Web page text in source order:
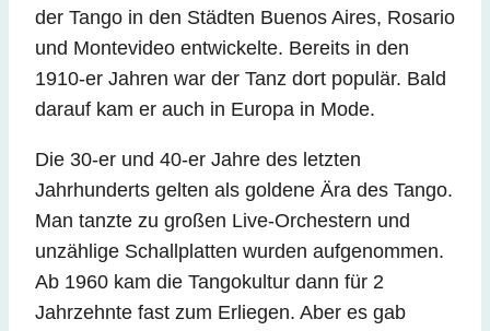
der Tango in den Städten Buenos Aires, Rosario
und Montevideo entwickelte. Bereits in den
1910-er Jahren war der Tanz dort populär. Bald
darauf kam er auch in Europa in Mode.
Die 30-er und 40-er Jahre des letzten
Jahrhunderts gelten als goldene Ära des Tango.
Man tanzte zu großen Live-Orchestern und
unzählige Schallplatten wurden aufgenommen.
Ab 1960 kam die Tangokultur dann für 2
Jahrzehnte fast zum Erliegen. Aber es gab